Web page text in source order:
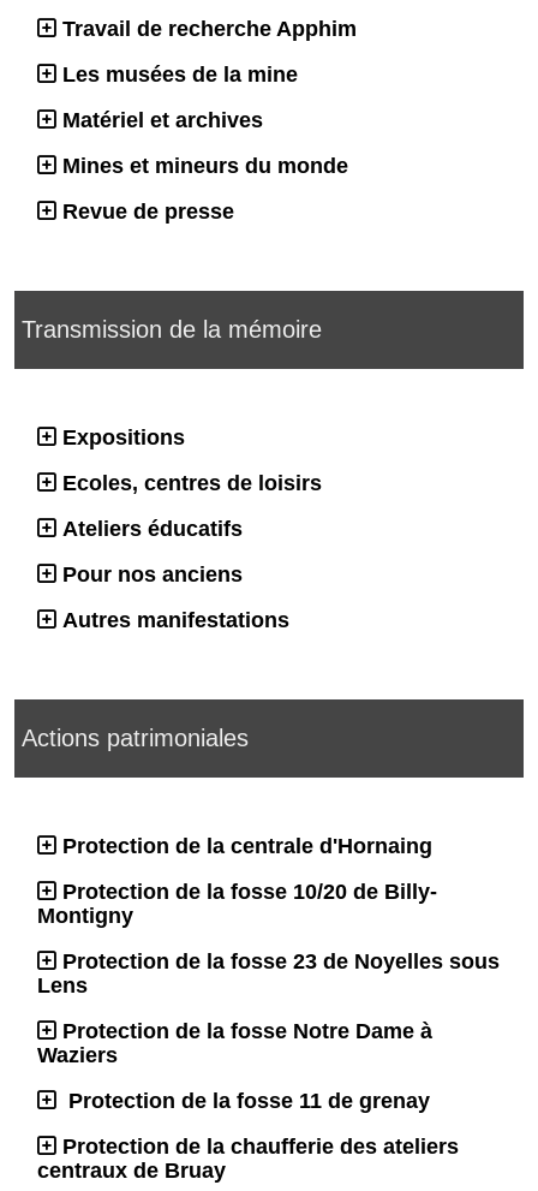
Travail de recherche Apphim
Les musées de la mine
Matériel et archives
Mines et mineurs du monde
Revue de presse
Transmission de la mémoire
Expositions
Ecoles, centres de loisirs
Ateliers éducatifs
Pour nos anciens
Autres manifestations
Actions patrimoniales
Protection de la centrale d'Hornaing
Protection de la fosse 10/20 de Billy-
Montigny
Protection de la fosse 23 de Noyelles sous
Lens
Protection de la fosse Notre Dame à
Waziers
Protection de la fosse 11 de grenay
Protection de la chaufferie des ateliers
centraux de Bruay